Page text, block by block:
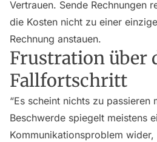
Vertrauen. Sende Rechnungen
die Kosten nicht zu einer
Rechnung anstauen.
Frustration über
Fallfortschritt
“Es scheint nichts zu passieren
Beschwerde spiegelt meistens
Kommunikationsproblem